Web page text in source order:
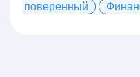
поверенный